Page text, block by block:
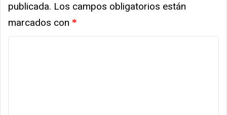
publicada. Los campos obligatorios están
marcados con *